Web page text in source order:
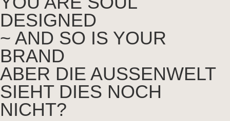
DESIGNED
~ AND SO IS YOUR
BRAND
ABER DIE AUSSENWELT
SIEHT DIES NOCH
NICHT?